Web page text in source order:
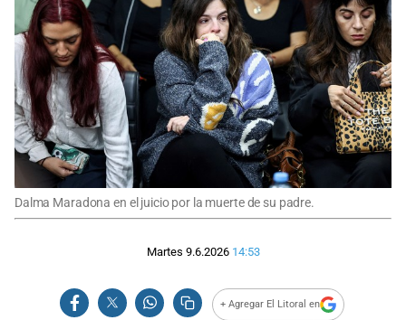
Dalma Maradona en el juicio por la muerte de su padre.
Martes 9.6.2026 14:53
+ Agregar El Litoral en